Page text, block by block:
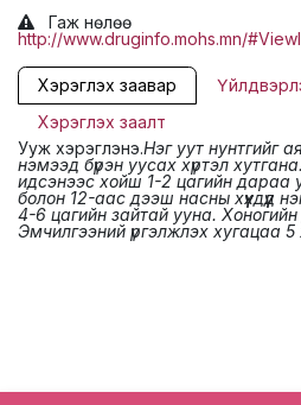
Гаж нөлөө
http://www.druginfo.mohs.mn/
Хэрэглэх заавар
Хэрэглэх заалт
Ууж хэрэглэнэ.Нэг уут нунтгийг
нэмээд бүрэн уусах хүртэл
идсэнээс хойш 1-2 цагийн дараа
болон 12-аас дээш насны хүүхдүүд
4-6 цагийн зайтай ууна.
Эмчилгээний үргэлжлэх хугацаа 5